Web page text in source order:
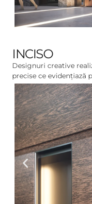
INCISO
Designuri creative
precise ce evidențiază